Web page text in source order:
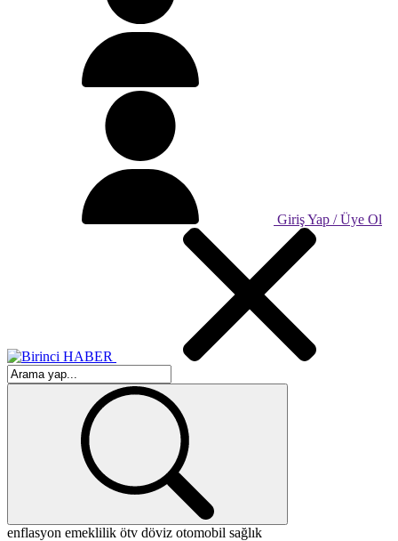
Giriş Yap / Üye Ol
enflasyon emeklilik ötv döviz otomobil sağlık